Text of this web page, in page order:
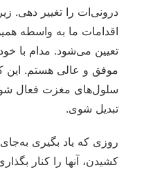
اقدامات ما به واسطه
تعیین می‌شود. مدام با
موفق و عالی هستم. این
سلول‌های مغزت فعال
تبدیل شوی.
روزی که یاد بگیری
کشیدن، آنها را کنار